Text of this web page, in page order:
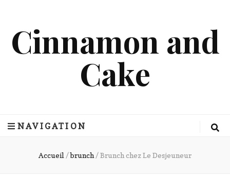
Cinnamon and
Cake
NAVIGATION
Accueil /brunch /Brunch chez Le Desjeuneur